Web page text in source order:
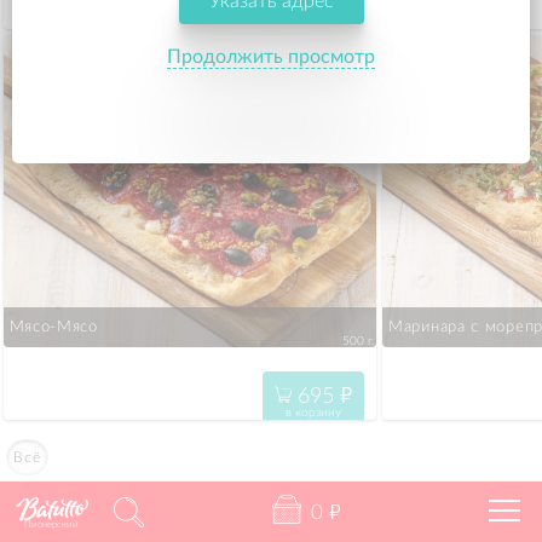
Всё
695
Мясо-Мясо
500 г.
695 "
в корзину
Маринара с
Пионерский
0 "
Продолжить просмотр